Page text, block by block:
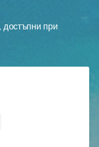
достъпни при